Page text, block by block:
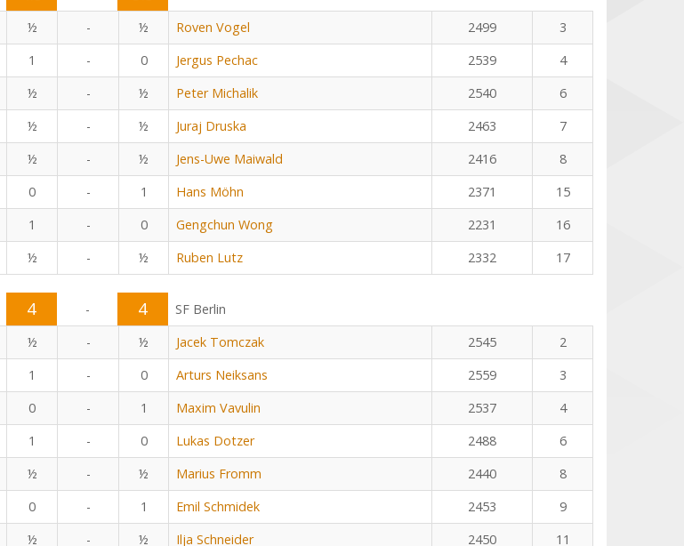
½ - ½ Roven Vogel 2499
3
1 - 0 Jergus Pechac 2539
4
½ - ½ Peter Michalik 2540
6
½ - ½ Juraj Druska 2463
7
½ - ½ Jens-Uwe Maiwald 2416
8
0 - 1 Hans Möhn 2371
15
1 - 0 Gengchun Wong 2231
16
½ - ½ Ruben Lutz 2332 17
4 - 4
SF Berlin
½ - ½ Jacek Tomczak 2545
2
1 - 0 Arturs Neiksans 2559
3
0 - 1 Maxim Vavulin 2537
4
1 - 0 Lukas Dotzer 2488
6
½ - ½ Marius Fromm 2440
8
0 - 1 Emil Schmidek 2453
9
½ - ½ Ilja Schneider 2450 11